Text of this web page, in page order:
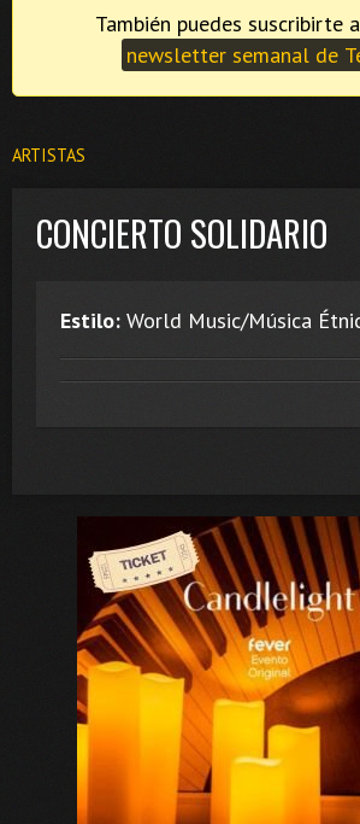
newsletter semanal de
ARTISTAS
CONCIERTO SOLIDARIO
Estilo: World Music/Música